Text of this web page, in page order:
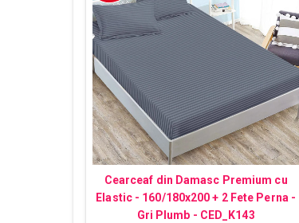
Cearceaf din Damasc Premium cu
Elastic - 160/180x200 + 2 Fete Perna -
Gri Plumb - CED_K143